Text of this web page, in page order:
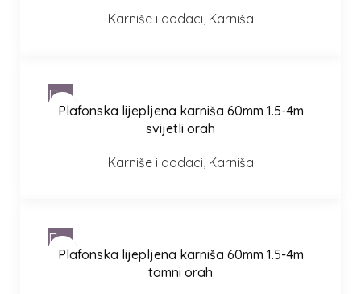
Karniše i dodaci, Karniša
Plafonska lijepljena karniša 60mm 1.5-4m
svijetli orah
Karniše i dodaci, Karniša
Plafonska lijepljena karniša 60mm 1.5-4m
tamni orah